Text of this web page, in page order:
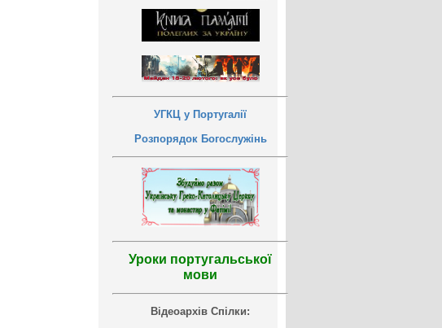
УГКЦ у Португалії
Розпорядок Богослужінь
Уроки португальської
мови
Відеоархів Спілки: